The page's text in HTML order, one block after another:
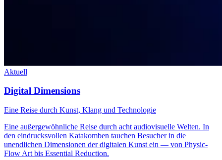
Aktuell
Digital Dimensions
Eine Reise durch Kunst, Klang und Technologie
Eine außergewöhnliche Reise durch acht audiovisuelle Welten. In
den eindrucksvollen Katakomben tauchen Besucher in die
unendlichen Dimensionen der digitalen Kunst ein — von Physic-
Flow Art bis Essential Reduction.